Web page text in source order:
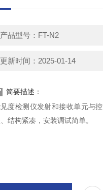
产品型号：FT-N2
更新时间：2025-01-14
简要描述：
度检测仪发射和接收单元与
结构紧凑，安装调试简单。